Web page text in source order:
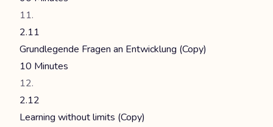
2.11
Grundlegende Fragen an Entwicklung (Copy)
10 Minutes
2.12
Learning without limits (Copy)